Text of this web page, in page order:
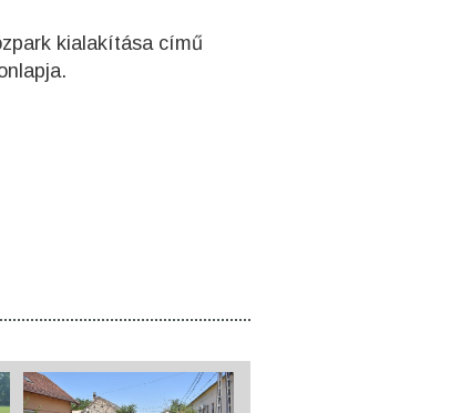
kialakítása című